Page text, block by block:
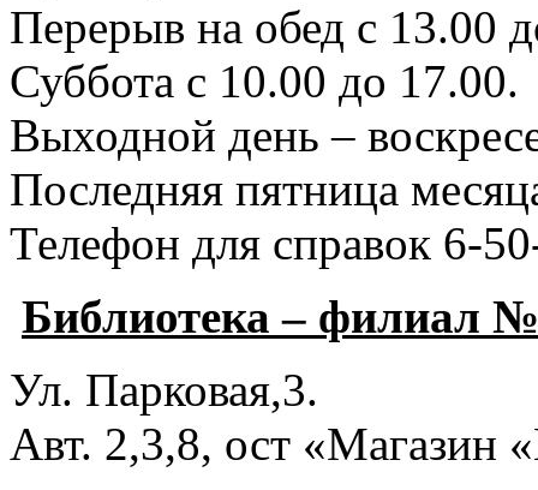
Перерыв на обед с 13.00
Суббота с 10.00 до 17.00.
Выходной день –
Последняя пятница
Телефон для справок 6-
Библиотека – филиал
Ул. Парковая,3.
Авт. 2,3,8, ост «Магазин